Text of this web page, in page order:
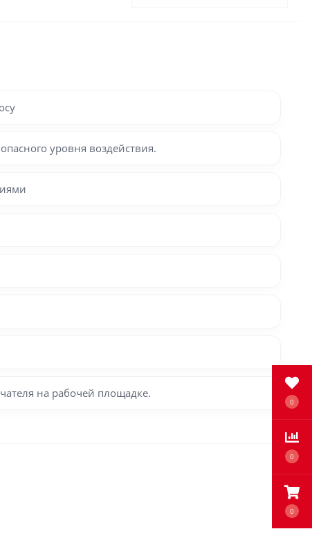
0
0
0
уровня воздействия.
на рабочей площадке.